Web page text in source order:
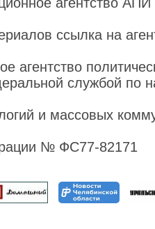
ссылка на
агентство
службой по
и массовых
№ ФС77-82171